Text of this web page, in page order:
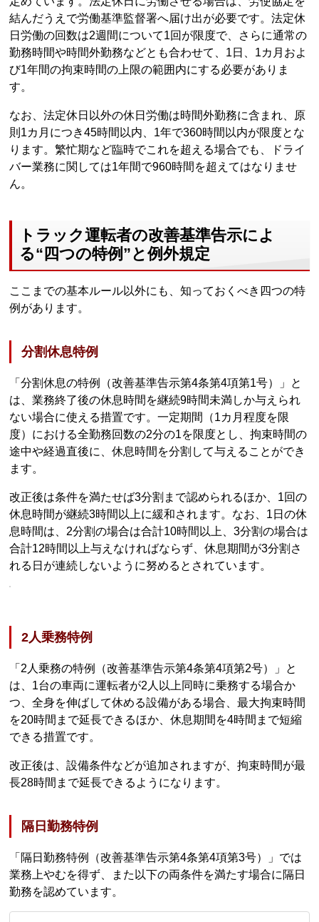
結んだうえで労働基準監督署へ届け出が必要です。法定休
日労働の回数は2週間について1回が限度で、さらに通常の
勤務時間や時間外勤務などとも合わせて、1日、1カ月およ
び1年間の拘束時間の上限の範囲内にする必要がありま
す。
なお、法定休日以外の休日労働は時間外勤務に含まれ、原
則1カ月につき45時間以内、1年で360時間以内が限度とな
ります。繁忙期など臨時でこれを超える場合でも、ドライ
バー業務に関しては1年間で960時間を超えてはなりませ
ん。
トラック運転者の改善基準告示によ
る“四つの特例”と例外規定
ここまでの基本ルール以外にも、知っておくべき四つの特
例があります。
分割休息特例
「分割休息の特例（改善基準告示第4条第4項第1号）」と
は、業務終了後の休息時間を継続9時間未満しか与えられ
ない場合に使える措置です。一定期間（1カ月程度を限
度）における全勤務回数の2分の1を限度とし、拘束時間の
途中や経過直後に、休息時間を分割して与えることができ
ます。
改正後は条件を満たせば3分割まで認められるほか、1回の
休息時間が継続3時間以上に緩和されます。なお、1日の休
息時間は、2分割の場合は合計10時間以上、3分割の場合は
合計12時間以上与えなければならず、休息期間が3分割さ
れる日が連続しないように努めるとされています。
2人乗務特例
「2人乗務の特例（改善基準告示第4条第4項第2号）」と
は、1台の車両に運転者が2人以上同時に乗務する場合か
つ、全身を伸ばして休める設備がある場合、最大拘束時間
を20時間まで延長できるほか、休息期間を4時間まで短縮
できる措置です。
改正後は、設備条件などが追加されますが、拘束時間が最
長28時間まで延長できるようになります。
隔日勤務特例
「隔日勤務特例（改善基準告示第4条第4項第3号）」では
業務上やむを得ず、また以下の両条件を満たす場合に隔日
勤務を認めています。